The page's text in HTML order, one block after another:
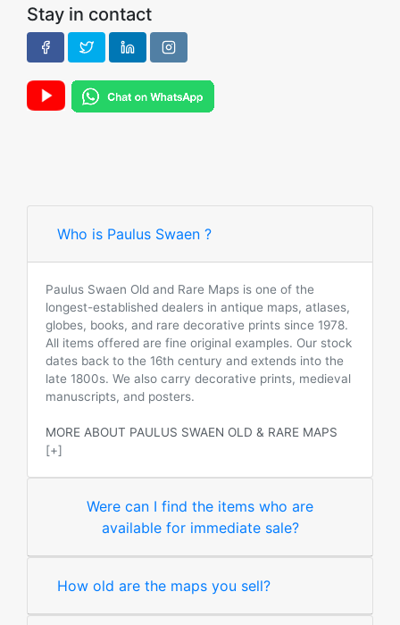
Stay in contact
Who is Paulus Swaen ?
Paulus Swaen Old and Rare Maps is one of the
longest-established dealers in antique maps, atlases,
globes, books, and rare decorative prints since 1978.
All items offered are fine original examples. Our stock
dates back to the 16th century and extends into the
late 1800s. We also carry decorative prints, medieval
manuscripts, and posters.
MORE ABOUT PAULUS SWAEN OLD & RARE MAPS
[+]
Were can I find the items who are
available for immediate sale?
How old are the maps you sell?